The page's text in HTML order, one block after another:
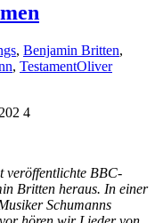
, Benjamin Britten,
, TestamentOliver
4
veröffentlichte BBC-
Britten heraus. In einer
Schumanns